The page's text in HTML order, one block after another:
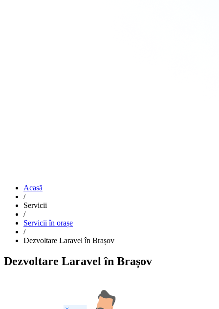
Acasă
/
Servicii
/
Servicii în orașe
/
Dezvoltare Laravel în Brașov
Dezvoltare Laravel în Brașov